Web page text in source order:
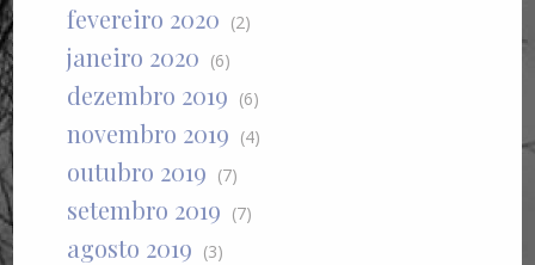
fevereiro 2020 (2)
janeiro 2020 (6)
dezembro 2019 (6)
novembro 2019 (4)
outubro 2019 (7)
setembro 2019 (7)
agosto 2019 (3)